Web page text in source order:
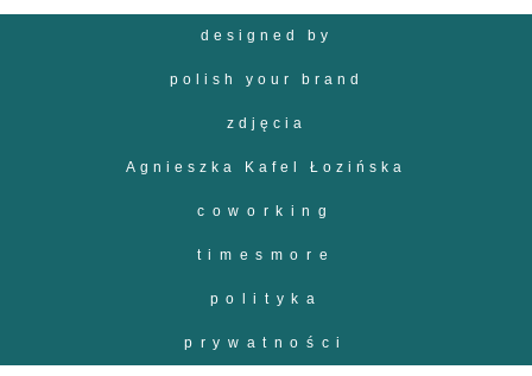
designed by
polish your brand
zdjęcia
Agnieszka Kafel Łozińska
coworking
timesmore
polityka
prywatności